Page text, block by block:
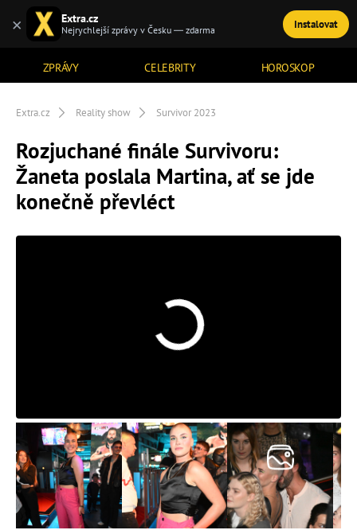
ZPRÁVY CELEBRITY HOROSKOP
TÉMATA
Extra.cz Reality show Survivor 2023
Rozjuchané finále Survivoru:
Žaneta poslala Martina, ať se jde
konečně převléct
× Extra.cz
Nejrychlejší zprávy v Česku — zdarma Instalovat